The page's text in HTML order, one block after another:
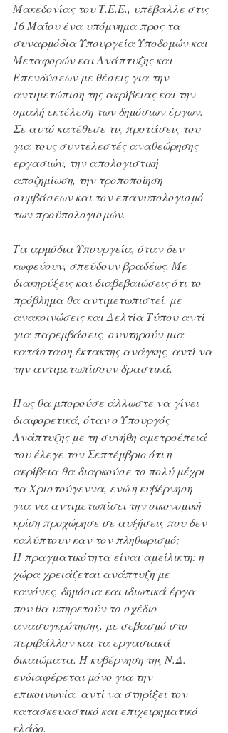
Μακεδονίας του Τ.Ε.Ε., υπέβαλλε στις
16 Μαΐου ένα υπόμνημα προς τα
συναρμόδια Υπουργεία Υποδομών και
Μεταφορών και Ανάπτυξης και
Επενδύσεων με θέσεις για την
αντιμετώπιση της ακρίβειας και την
ομαλή εκτέλεση των δημόσιων έργων.
Σε αυτό κατέθεσε τις προτάσεις του
για τους συντελεστές αναθεώρησης
εργασιών, την απολογιστική
αποζημίωση, την τροποποίηση
συμβάσεων και τον επανυπολογισμό
των προϋπολογισμών.
Τα αρμόδια Υπουργεία, όταν δεν
κωφεύουν, σπεύδουν βραδέως. Με
διακηρύξεις και διαβεβαιώσεις ότι το
πρόβλημα θα αντιμετωπιστεί, με
ανακοινώσεις και Δελτία Τύπου αντί
για παρεμβάσεις, συντηρούν μια
κατάσταση έκτακτης ανάγκης, αντί να
την αντιμετωπίσουν δραστικά.
Πως θα μπορούσε άλλωστε να γίνει
διαφορετικά, όταν ο Υπουργός
Ανάπτυξης με τη συνήθη αμετροέπειά
του έλεγε τον Σεπτέμβριο ότι η
ακρίβεια θα διαρκούσε το πολύ μέχρι
τα Χριστούγεννα, ενώ η κυβέρνηση
για να αντιμετωπίσει την οικονομική
κρίση προχώρησε σε αυξήσεις που δεν
καλύπτουν καν τον πληθωρισμό;
Η πραγματικότητα είναι αμείλικτη: η
χώρα χρειάζεται ανάπτυξη με
κανόνες, δημόσια και ιδιωτικά έργα
που θα υπηρετούν το σχέδιο
ανασυγκρότησης, με σεβασμό στο
περιβάλλον και τα εργασιακά
δικαιώματα. Η κυβέρνηση της Ν.Δ.
ενδιαφέρεται μόνο για την
επικοινωνία, αντί να στηρίξει τον
κατασκευαστικό και επιχειρηματικό
κλάδο.